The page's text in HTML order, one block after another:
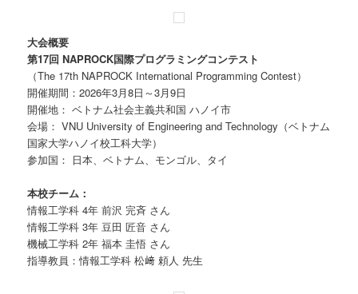
大会概要
第17回 NAPROCK国際プログラミングコンテスト
（The 17th NAPROCK International Programming Contest）
開催期間：2026年3月8日～3月9日
開催地： ベトナム社会主義共和国 ハノイ市
会場： VNU University of Engineering and Technology（ベトナム
国家大学ハノイ校工科大学）
参加国： 日本、ベトナム、モンゴル、タイ
本校チーム：
情報工学科 4年 前沢 完斉 さん
情報工学科 3年 豆田 匠音 さん
機械工学科 2年 福本 圭悟 さん
指導教員：情報工学科 松﨑 頼人 先生